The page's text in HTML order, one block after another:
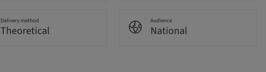
Delivery method
Theoretical
Audience
National